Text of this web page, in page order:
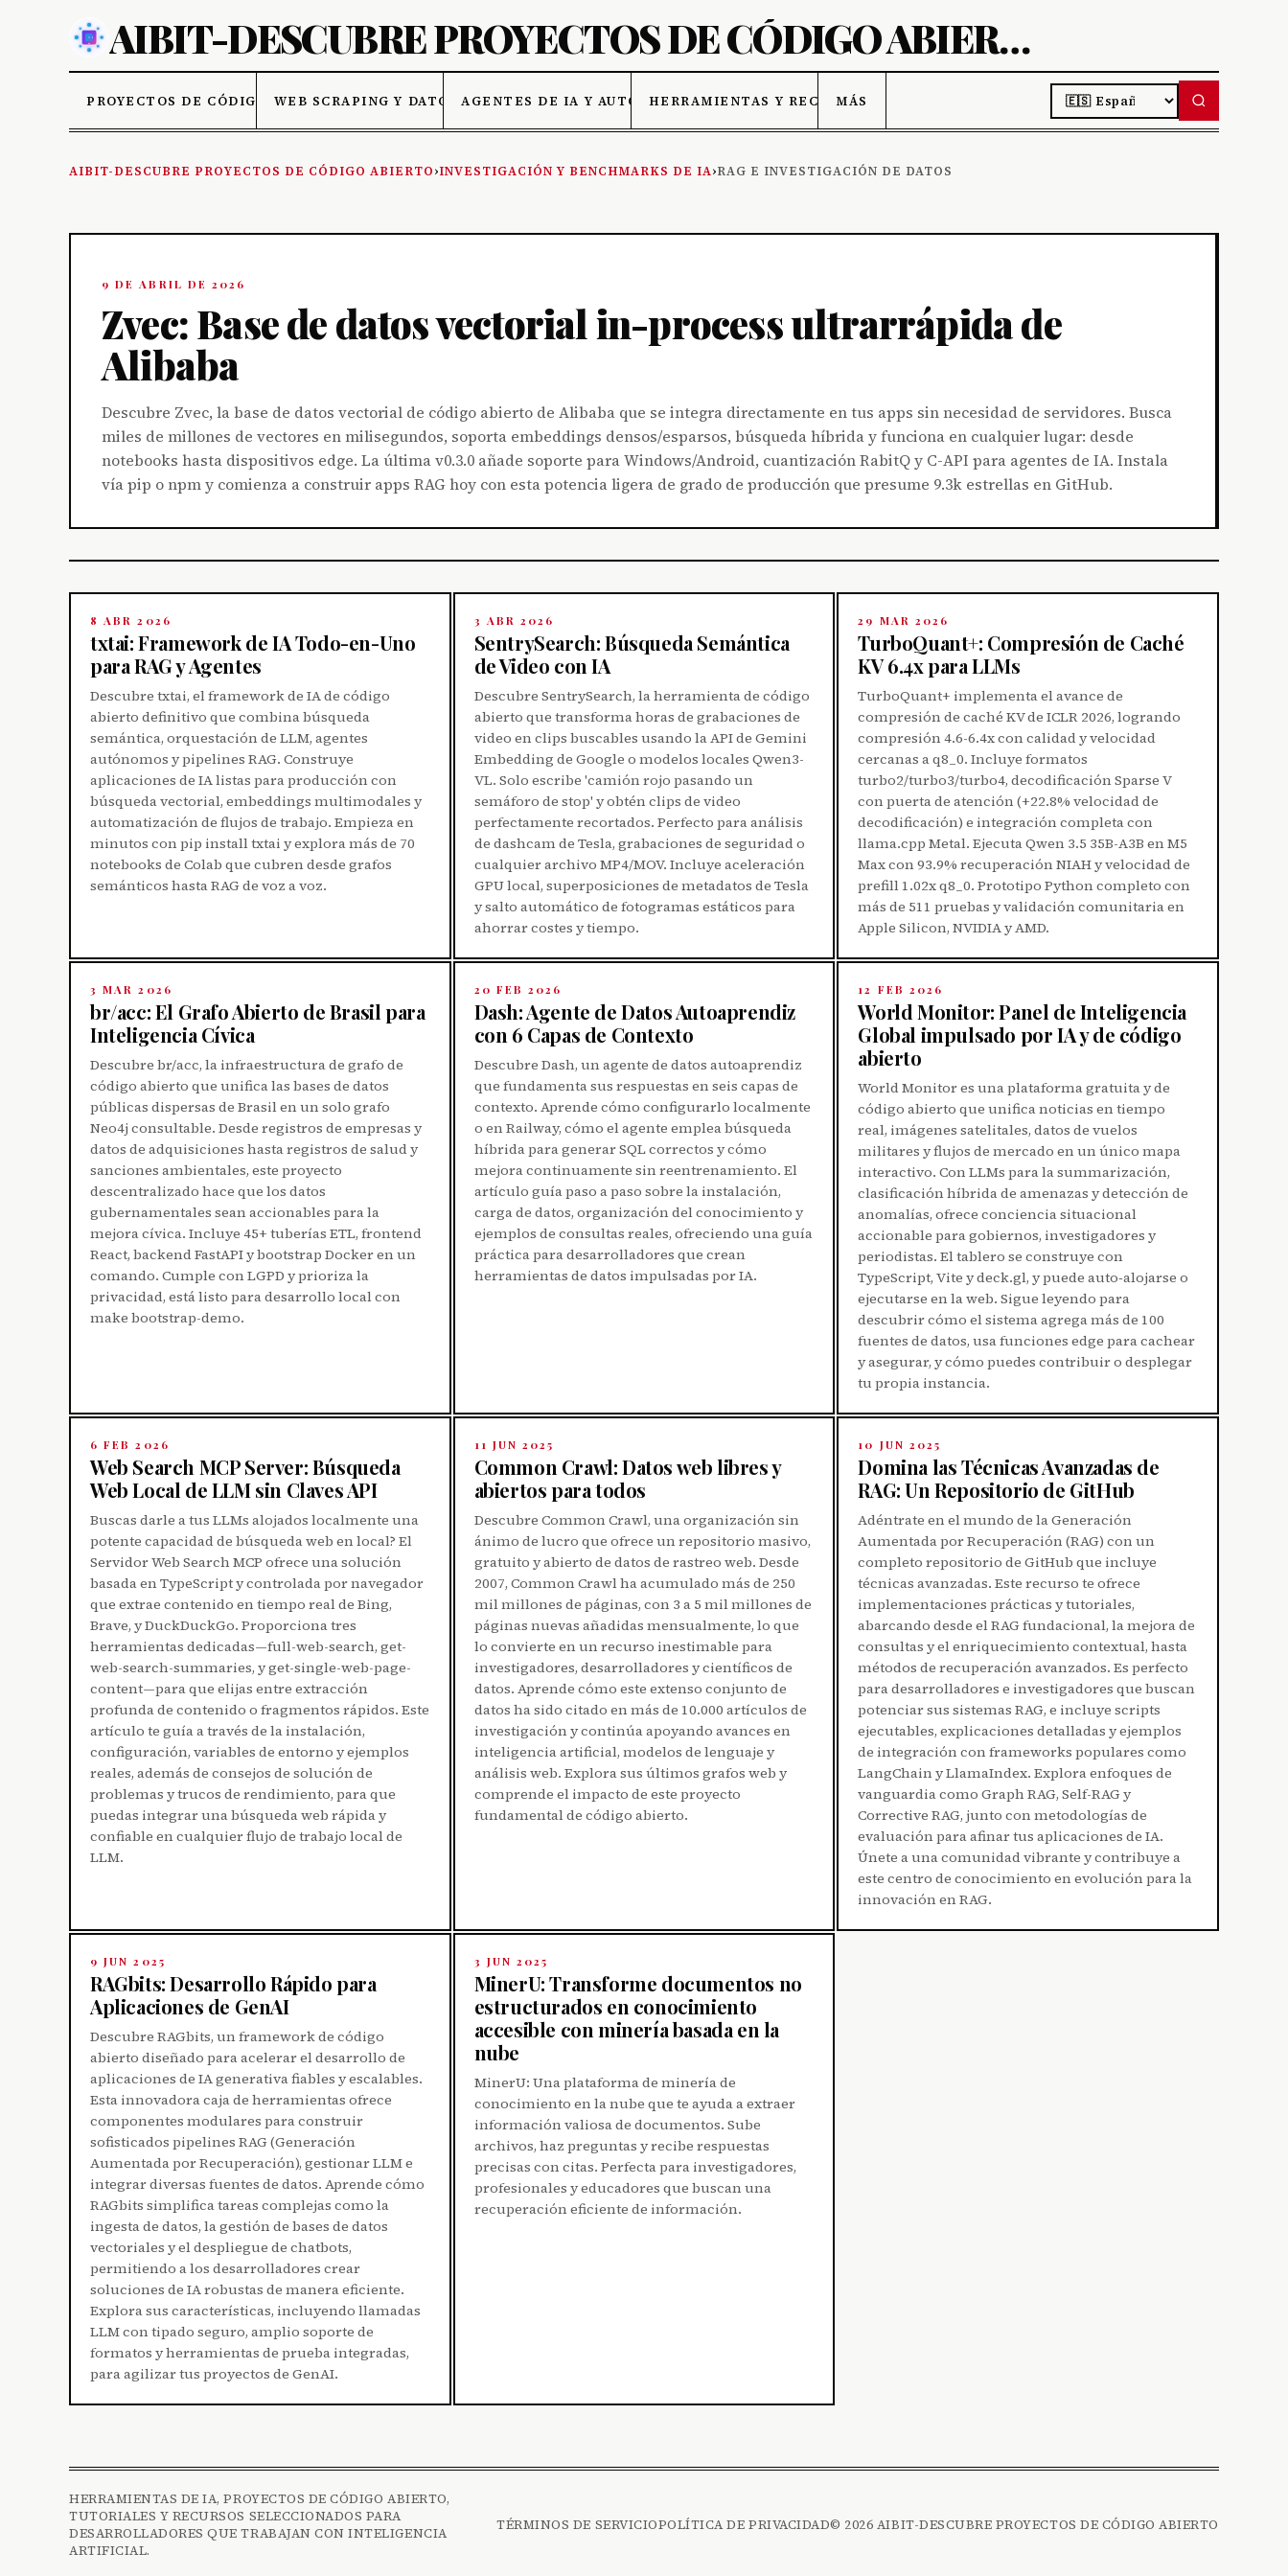
AIBIT-DESCUBRE PROYECTOS DE CÓDIGO ABIERTO
PROYECTOS DE CÓDIGO ABIERTOWEB SCRAPING Y DATOS AGENTES DE IA Y AUTOMATIZACIÓNHERRAMIENTAS Y RECURSOS DE IA
MÁS
LANGUAGE
AIBIT-DESCUBRE PROYECTOS DE CÓDIGO ABIERTO›INVESTIGACIÓN Y BENCHMARKS DE IA›RAG E INVESTIGACIÓN DE DATOS
9 DE ABRIL DE 2026
Zvec: Base de datos vectorial in-process ultrarrápida de
Alibaba
Descubre Zvec, la base de datos vectorial de código abierto de Alibaba que se integra directamente en tus apps sin necesidad de servidores. Busca
miles de millones de vectores en milisegundos, soporta embeddings densos/esparsos, búsqueda híbrida y funciona en cualquier lugar: desde
notebooks hasta dispositivos edge. La última v0.3.0 añade soporte para Windows/Android, cuantización RabitQ y C-API para agentes de IA. Instala
vía pip o npm y comienza a construir apps RAG hoy con esta potencia ligera de grado de producción que presume 9.3k estrellas en GitHub.
8 ABR 2026
txtai: Framework de IA Todo-en-Uno
para RAG y Agentes
Descubre txtai, el framework de IA de código
abierto definitivo que combina búsqueda
semántica, orquestación de LLM, agentes
autónomos y pipelines RAG. Construye
aplicaciones de IA listas para producción con
búsqueda vectorial, embeddings multimodales y
automatización de flujos de trabajo. Empieza en
minutos con pip install txtai y explora más de 70
notebooks de Colab que cubren desde grafos
semánticos hasta RAG de voz a voz.
3 ABR 2026
SentrySearch: Búsqueda Semántica
de Video con IA
Descubre SentrySearch, la herramienta de código
abierto que transforma horas de grabaciones de
video en clips buscables usando la API de Gemini
Embedding de Google o modelos locales Qwen3-
VL. Solo escribe 'camión rojo pasando un
semáforo de stop' y obtén clips de video
perfectamente recortados. Perfecto para análisis
de dashcam de Tesla, grabaciones de seguridad o
cualquier archivo MP4/MOV. Incluye aceleración
GPU local, superposiciones de metadatos de Tesla
y salto automático de fotogramas estáticos para
ahorrar costes y tiempo.
29 MAR 2026
TurboQuant+: Compresión de Caché
KV 6.4x para LLMs
TurboQuant+ implementa el avance de
compresión de caché KV de ICLR 2026, logrando
compresión 4.6-6.4x con calidad y velocidad
cercanas a q8_0. Incluye formatos
turbo2/turbo3/turbo4, decodificación Sparse V
con puerta de atención (+22.8% velocidad de
decodificación) e integración completa con
llama.cpp Metal. Ejecuta Qwen 3.5 35B-A3B en M5
Max con 93.9% recuperación NIAH y velocidad de
prefill 1.02x q8_0. Prototipo Python completo con
más de 511 pruebas y validación comunitaria en
Apple Silicon, NVIDIA y AMD.
3 MAR 2026
br/acc: El Grafo Abierto de Brasil para
Inteligencia Cívica
Descubre br/acc, la infraestructura de grafo de
código abierto que unifica las bases de datos
públicas dispersas de Brasil en un solo grafo
Neo4j consultable. Desde registros de empresas y
datos de adquisiciones hasta registros de salud y
sanciones ambientales, este proyecto
descentralizado hace que los datos
gubernamentales sean accionables para la
mejora cívica. Incluye 45+ tuberías ETL, frontend
React, backend FastAPI y bootstrap Docker en un
comando. Cumple con LGPD y prioriza la
privacidad, está listo para desarrollo local con
make bootstrap-demo.
20 FEB 2026
Dash: Agente de Datos Autoaprendiz
con 6 Capas de Contexto
Descubre Dash, un agente de datos autoaprendiz
que fundamenta sus respuestas en seis capas de
contexto. Aprende cómo configurarlo localmente
o en Railway, cómo el agente emplea búsqueda
híbrida para generar SQL correctos y cómo
mejora continuamente sin reentrenamiento. El
artículo guía paso a paso sobre la instalación,
carga de datos, organización del conocimiento y
ejemplos de consultas reales, ofreciendo una guía
práctica para desarrolladores que crean
herramientas de datos impulsadas por IA.
12 FEB 2026
World Monitor: Panel de Inteligencia
Global impulsado por IA y de código
abierto
World Monitor es una plataforma gratuita y de
código abierto que unifica noticias en tiempo
real, imágenes satelitales, datos de vuelos
militares y flujos de mercado en un único mapa
interactivo. Con LLMs para la summarización,
clasificación híbrida de amenazas y detección de
anomalías, ofrece conciencia situacional
accionable para gobiernos, investigadores y
periodistas. El tablero se construye con
TypeScript, Vite y deck.gl, y puede auto‑alojarse o
ejecutarse en la web. Sigue leyendo para
descubrir cómo el sistema agrega más de 100
fuentes de datos, usa funciones edge para cachear
y asegurar, y cómo puedes contribuir o desplegar
tu propia instancia.
6 FEB 2026
Web Search MCP Server: Búsqueda
Web Local de LLM sin Claves API
Buscas darle a tus LLMs alojados localmente una
potente capacidad de búsqueda web en local? El
Servidor Web Search MCP ofrece una solución
basada en TypeScript y controlada por navegador
que extrae contenido en tiempo real de Bing,
Brave, y DuckDuckGo. Proporciona tres
herramientas dedicadas—full-web-search, get-
web-search-summaries, y get-single-web-page-
content—para que elijas entre extracción
profunda de contenido o fragmentos rápidos. Este
artículo te guía a través de la instalación,
configuración, variables de entorno y ejemplos
reales, además de consejos de solución de
problemas y trucos de rendimiento, para que
puedas integrar una búsqueda web rápida y
confiable en cualquier flujo de trabajo local de
LLM.
11 JUN 2025
Common Crawl: Datos web libres y
abiertos para todos
Descubre Common Crawl, una organización sin
ánimo de lucro que ofrece un repositorio masivo,
gratuito y abierto de datos de rastreo web. Desde
2007, Common Crawl ha acumulado más de 250
mil millones de páginas, con 3 a 5 mil millones de
páginas nuevas añadidas mensualmente, lo que
lo convierte en un recurso inestimable para
investigadores, desarrolladores y científicos de
datos. Aprende cómo este extenso conjunto de
datos ha sido citado en más de 10.000 artículos de
investigación y continúa apoyando avances en
inteligencia artificial, modelos de lenguaje y
análisis web. Explora sus últimos grafos web y
comprende el impacto de este proyecto
fundamental de código abierto.
10 JUN 2025
Domina las Técnicas Avanzadas de
RAG: Un Repositorio de GitHub
Adéntrate en el mundo de la Generación
Aumentada por Recuperación (RAG) con un
completo repositorio de GitHub que incluye
técnicas avanzadas. Este recurso te ofrece
implementaciones prácticas y tutoriales,
abarcando desde el RAG fundacional, la mejora de
consultas y el enriquecimiento contextual, hasta
métodos de recuperación avanzados. Es perfecto
para desarrolladores e investigadores que buscan
potenciar sus sistemas RAG, e incluye scripts
ejecutables, explicaciones detalladas y ejemplos
de integración con frameworks populares como
LangChain y LlamaIndex. Explora enfoques de
vanguardia como Graph RAG, Self-RAG y
Corrective RAG, junto con metodologías de
evaluación para afinar tus aplicaciones de IA.
Únete a una comunidad vibrante y contribuye a
este centro de conocimiento en evolución para la
innovación en RAG.
9 JUN 2025
RAGbits: Desarrollo Rápido para
Aplicaciones de GenAI
Descubre RAGbits, un framework de código
abierto diseñado para acelerar el desarrollo de
aplicaciones de IA generativa fiables y escalables.
Esta innovadora caja de herramientas ofrece
componentes modulares para construir
sofisticados pipelines RAG (Generación
Aumentada por Recuperación), gestionar LLM e
integrar diversas fuentes de datos. Aprende cómo
RAGbits simplifica tareas complejas como la
ingesta de datos, la gestión de bases de datos
vectoriales y el despliegue de chatbots,
permitiendo a los desarrolladores crear
soluciones de IA robustas de manera eficiente.
Explora sus características, incluyendo llamadas
LLM con tipado seguro, amplio soporte de
formatos y herramientas de prueba integradas,
para agilizar tus proyectos de GenAI.
3 JUN 2025
MinerU: Transforme documentos no
estructurados en conocimiento
accesible con minería basada en la
nube
MinerU: Una plataforma de minería de
conocimiento en la nube que te ayuda a extraer
información valiosa de documentos. Sube
archivos, haz preguntas y recibe respuestas
precisas con citas. Perfecta para investigadores,
profesionales y educadores que buscan una
recuperación eficiente de información.
HERRAMIENTAS DE IA, PROYECTOS DE CÓDIGO ABIERTO,
TUTORIALES Y RECURSOS SELECCIONADOS PARA
DESARROLLADORES QUE TRABAJAN CON INTELIGENCIA
ARTIFICIAL.
TÉRMINOS DE SERVICIOPOLÍTICA DE PRIVACIDAD© 2026 AIBIT-DESCUBRE PROYECTOS DE CÓDIGO ABIERTO